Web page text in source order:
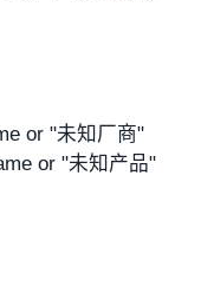
or "未知厂商"
or "未知产品"